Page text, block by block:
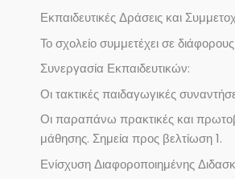
Εκπαιδευτικές Δράσεις και
Το σχολείο συμμετέχει σε
Συνεργασία Εκπαιδευτικών:
Οι τακτικές παιδαγωγικές
Οι παραπάνω πρακτικές και
μάθησης. Σημεία προς βελτίωση 1.
Ενίσχυση Διαφοροποιημένης